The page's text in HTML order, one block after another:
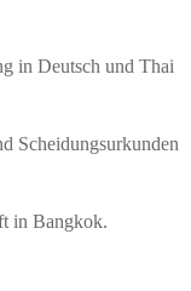
in Deutsch und Thai
Scheidungsurkunden
in Bangkok.